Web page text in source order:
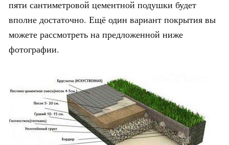
пяти сантиметровой цементной подушки будет
вполне достаточно. Ещё один вариант покрытия вы
можете рассмотреть на предложенной ниже
фотографии.